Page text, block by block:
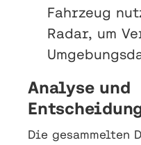
Fahrzeug
Radar, um
Analyse und
Die gesammelten